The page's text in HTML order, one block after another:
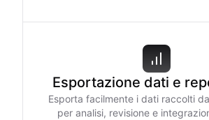
Esportazione dati e
Esporta facilmente i dati raccolti
per analisi, revisione e